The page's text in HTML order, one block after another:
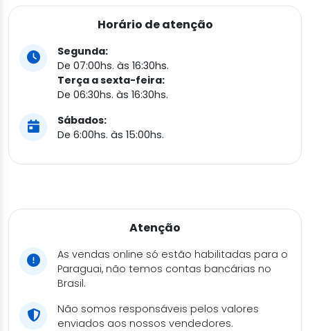
Horário de atenção
Segunda:
De 07:00hs. às 16:30hs.
Terça a sexta-feira:
De 06:30hs. às 16:30hs.
Sábados:
De 6:00hs. às 15:00hs.
Atenção
As vendas online só estão habilitadas para o
Paraguai, não temos contas bancárias no
Brasil.
Não somos responsáveis pelos valores
enviados aos nossos vendedores.